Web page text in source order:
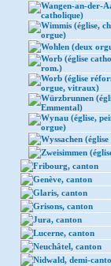
Wangen-an-der-
catholique)
Wimmis (église,
orgue)
Wohlen (deux
Worb (église
rom.)
Worb (église
orgue, vitraux)
Würzbrunnen
Emmental)
Wynau (église,
orgue)
Wyssachen
Zweisimmen
Fribourg, canton
Genève, canton
Glaris, canton
Grisons, canton
Jura, canton
Lucerne, canton
Neuchâtel, canton
Nidwald, demi-